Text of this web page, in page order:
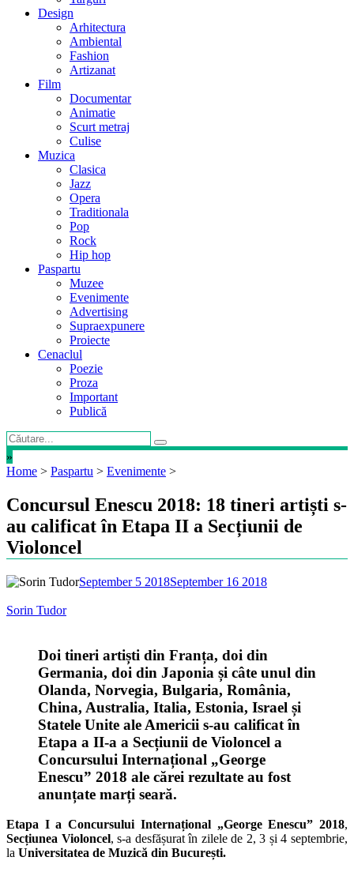
Design
Arhitectura
Ambiental
Fashion
Artizanat
Film
Documentar
Animatie
Scurt metraj
Culise
Muzica
Clasica
Jazz
Opera
Traditionala
Pop
Rock
Hip hop
Paspartu
Muzee
Evenimente
Advertising
Supraexpunere
Proiecte
Cenaclul
Poezie
Proza
Important
Publică
»
Home > Paspartu > Evenimente >
Concursul Enescu 2018: 18 tineri artiști s-
au calificat în Etapa II a Secțiunii de
Violoncel
September 5 2018September 16 2018
Sorin Tudor
Doi tineri artiști din Franța, doi din
Germania, doi din Japonia și câte unul din
Olanda, Norvegia, Bulgaria, România,
China, Australia, Italia, Estonia, Israel și
Statele Unite ale Americii s-au calificat în
Etapa a II-a a Secțiunii de Violoncel a
Concursului Internațional „George
Enescu” 2018 ale cărei rezultate au fost
anunțate marți seară.
Etapa I a Concursului Internațional „George Enescu” 2018,
Secțiunea Violoncel, s-a desfășurat în zilele de 2, 3 și 4 septembrie,
la Universitatea de Muzică din București.